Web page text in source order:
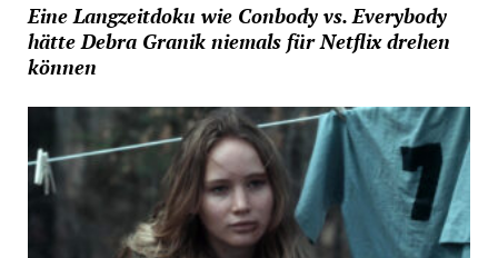
Eine Langzeitdoku wie Conbody vs. Everybody
hätte Debra Granik niemals für Netflix drehen
können